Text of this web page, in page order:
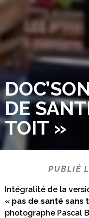
DE
TOIT »
PUBLIÉ
Intégralité de la
« pas de santé sans
photographe Pascal